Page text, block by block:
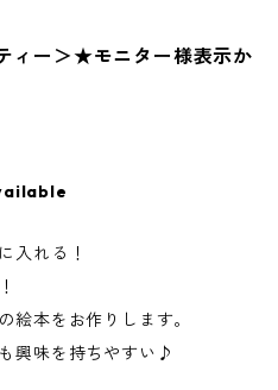
ィー＞★モニター様表示か
入れる！
絵本をお作りします。
興味を持ちやすい♪